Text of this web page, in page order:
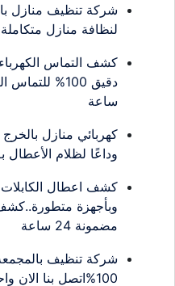
لنظافة منازل متكاملة100% اتصل بنا الان
كشف التماس
ساعة
وداعًا لظلام الأعطال
وبأجهزة
مضمونة 24 ساعة
شركة تنظيف بالمجمعة